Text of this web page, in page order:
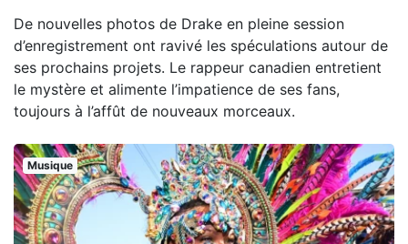
De nouvelles photos de Drake en pleine session
d’enregistrement ont ravivé les spéculations autour de
ses prochains projets. Le rappeur canadien entretient
le mystère et alimente l’impatience de ses fans,
toujours à l’affût de nouveaux morceaux.
Musique